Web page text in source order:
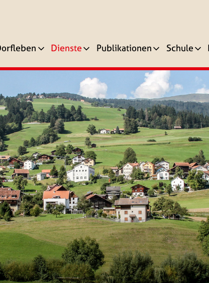
Dienste Publikationen Schule